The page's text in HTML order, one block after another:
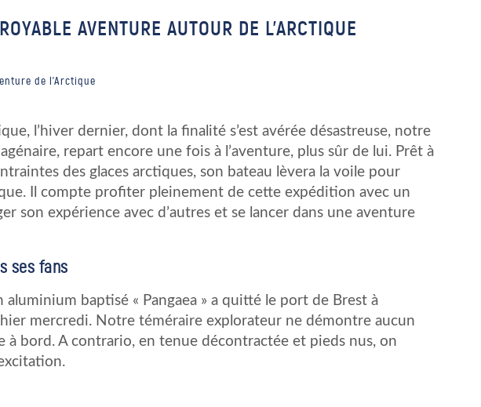
AVENTURE AUTOUR DE L’ARCTIQUE
de l’Arctique
l’hiver dernier, dont la finalité s’est avérée désastreuse, notre
repart encore une fois à l’aventure, plus sûr de lui. Prêt à
des glaces arctiques, son bateau lèvera la voile pour
Il compte profiter pleinement de cette expédition avec un
son expérience avec d’autres et se lancer dans une aventure
ses fans
baptisé « Pangaea » a quitté le port de Brest à
mercredi. Notre téméraire explorateur ne démontre aucun
à bord. A contrario, en tenue décontractée et pieds nus, on